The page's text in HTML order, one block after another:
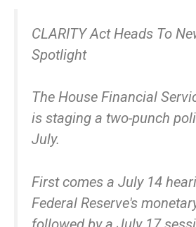
CLARITY Act Heads To
Spotlight
The House Financial
is staging a two-punch
July.
First comes a July 14
Federal Reserve's